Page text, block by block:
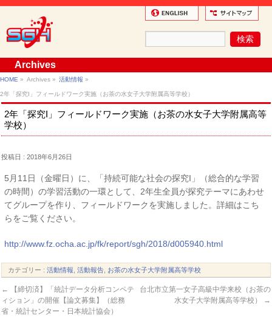
Archives
HOME » Archives » 活動情報 »
2年「探究I」フィールドワーク実施（お茶の水女子大学附属高等学校）
2年「探究I」フィールドワーク実施（お茶の水女子大学附属高等
学校）
投稿日 : 2018年6月26日
5月11日（金曜日）に、「持続可能な社会の探究I」（総合的な学習
の時間）の学習活動の一環として、2年生全員が探究テーマにあわせ
てグループを作り、フィールドワークを実施しました。詳細はこち
らをご覧ください。
http://www.fz.ocha.ac.jp/fk/report/sgh/2018/d005940.html
カテゴリー :活動情報 ,活動報告 お茶の水女子大学附属高等学校
←
【締切済】「統計データ分析コンペテ
ィション」の開催【論文募集】（総務
省・統計センター・日本統計協会）
台北市立第一女子高級中学来校（お茶の
水女子大学附属高等学校）
→